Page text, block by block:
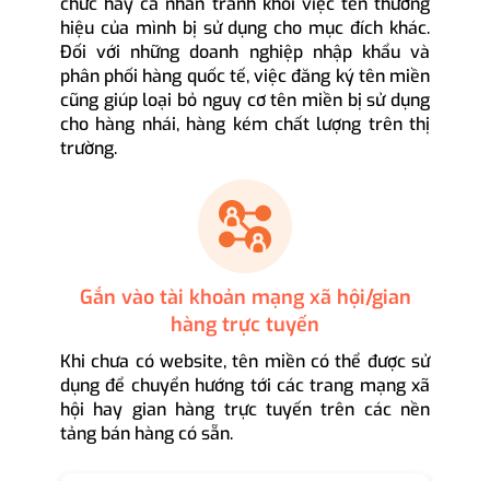
hiệu của mình bị sử dụng cho mục đích khác.
Đối với những doanh nghiệp nhập khẩu và
phân phối hàng quốc tế, việc đăng ký tên miền
cũng giúp loại bỏ nguy cơ tên miền bị sử dụng
cho hàng nhái, hàng kém chất lượng trên thị
trường.
Gắn vào tài khoản mạng xã hội/gian
hàng trực tuyến
Khi chưa có website, tên miền có thể được sử
dụng để chuyển hướng tới các trang mạng xã
hội hay gian hàng trực tuyến trên các nền
tảng bán hàng có sẵn.